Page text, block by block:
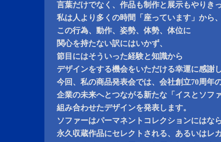
言葉だけでなく、作品も制作と展示もやりき
私は人より多くの時間「座っています」から
この行為、動作、姿勢、体勢、体位に
関心を持たない訳にはいかず、
節目にはそういった経験と知識から
デザインをする機会をいただける幸運に感謝
今回、私の商品発表会では、会社創立70周年
企業の未来へとつながる新たな「イスとソフ
組み合わせたデザインを発表します。
ソファーはパーマネントコレクションにはな
永久収蔵作品にセレクトされる、あるいはレ